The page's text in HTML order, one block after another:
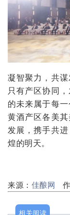
凝智聚力，共
只有产区协同
的未来属于每
黄酒产区各美
发展，携手共
煌的明天。
来源： 佳酿网
相关阅读